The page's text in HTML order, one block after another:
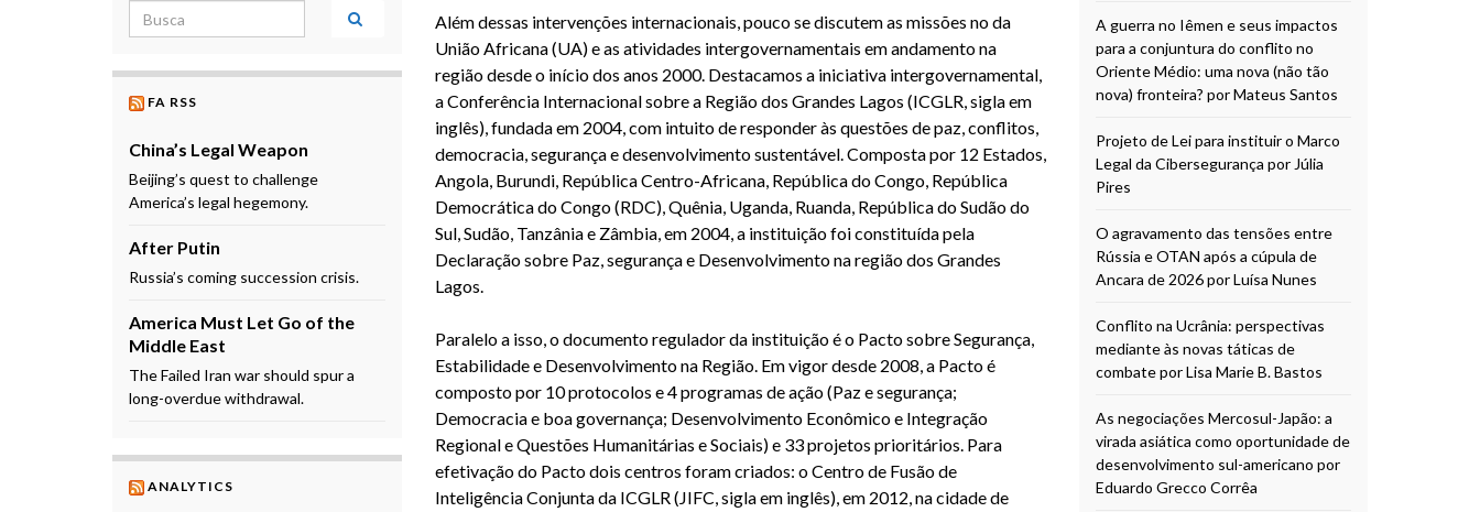
Além dessas intervenções internacionais, pouco se discutem as missões no da
União Africana (UA) e as atividades intergovernamentais em andamento na
região desde o início dos anos 2000. Destacamos a iniciativa intergovernamental,
a Conferência Internacional sobre a Região dos Grandes Lagos (ICGLR, sigla em
inglês), fundada em 2004, com intuito de responder às questões de paz, conflitos,
democracia, segurança e desenvolvimento sustentável. Composta por 12 Estados,
Angola, Burundi, República Centro-Africana, República do Congo, República
Democrática do Congo (RDC), Quênia, Uganda, Ruanda, República do Sudão do
Sul, Sudão, Tanzânia e Zâmbia, em 2004, a instituição foi constituída pela
Declaração sobre Paz, segurança e Desenvolvimento na região dos Grandes
Lagos.
Paralelo a isso, o documento regulador da instituição é o Pacto sobre Segurança,
Estabilidade e Desenvolvimento na Região. Em vigor desde 2008, a Pacto é
composto por 10 protocolos e 4 programas de ação (Paz e segurança;
Democracia e boa governança; Desenvolvimento Econômico e Integração
Regional e Questões Humanitárias e Sociais) e 33 projetos prioritários. Para
efetivação do Pacto dois centros foram criados: o Centro de Fusão de
Inteligência Conjunta da ICGLR (JIFC, sigla em inglês), em 2012, na cidade de
Search for:
FA RSS
China’s Legal Weapon
Beijing’s quest to challenge
America’s legal hegemony.
After Putin
Russia’s coming succession crisis.
America Must Let Go of the
Middle East
The Failed Iran war should spur a
long-overdue withdrawal.
ANALYTICS
A guerra no Iêmen e seus impactos
para a conjuntura do conflito no
Oriente Médio: uma nova (não tão
nova) fronteira? por Mateus Santos
Projeto de Lei para instituir o Marco
Legal da Cibersegurança por Júlia
Pires
O agravamento das tensões entre
Rússia e OTAN após a cúpula de
Ancara de 2026 por Luísa Nunes
Conflito na Ucrânia: perspectivas
mediante às novas táticas de
combate por Lisa Marie B. Bastos
As negociações Mercosul-Japão: a
virada asiática como oportunidade de
desenvolvimento sul-americano por
Eduardo Grecco Corrêa